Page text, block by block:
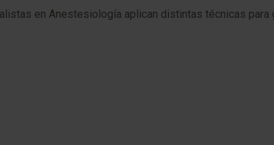
en Anestesiología aplican distintas técnicas